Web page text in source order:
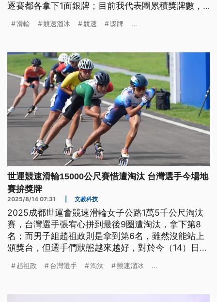
逐賽都各拿下1面銀牌；目前我代表團累積獎牌數，
滑輪 競速溜冰 競速 獎牌 ...
世運競速滑輪15000公尺賽惜遭淘汰 台灣選手今場地
賽拚獎牌
2025/8/14 07:31 文教科技
2025成都世運會競速滑輪女子公路1萬5千公尺淘汰
賽，台灣選手張宥心拼到最後9圈遭淘汰，拿下第8
名；而男子組趙祖政則是拿到第6名，雖然沒能站上
頒獎台，但選手們狀態越來越好，對於今（14）日場
趙祖政 台灣選手 淘汰 競速溜冰 ...